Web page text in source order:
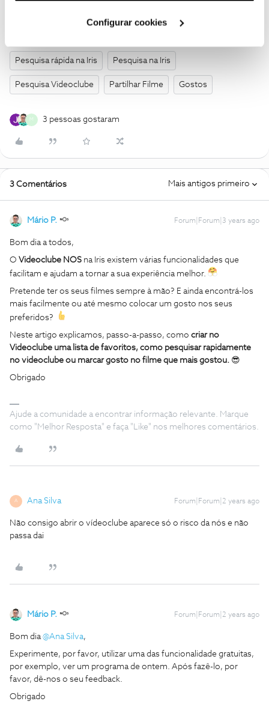
Configurar cookies
Pesquisa rápida na Iris Pesquisa na Iris
Pesquisa Videoclube Partilhar Filme Gostos
M 3 pessoas gostaram
3 Comentários Mais antigos primeiro
Mário P. Forum|Forum|3 years ago
Bom dia a todos,
O Videoclube NOS na Iris existem várias funcionalidades que
facilitam e ajudam a tornar a sua experiência melhor.
Pretende ter os seus filmes sempre à mão? E ainda encontrá-los
mais facilmente ou até mesmo colocar um gosto nos seus
preferidos?
Neste artigo explicamos, passo-a-passo, como criar no
Videoclube uma lista de favoritos, como pesquisar rapidamente
no videoclube ou marcar gosto no filme que mais gostou. 😎
Obrigado
Ajude a comunidade a encontrar informação relevante. Marque
como "Melhor Resposta" e faça "Like" nos melhores comentários.
A Ana Silva Forum|Forum|2 years ago
Não consigo abrir o vídeoclube aparece só o risco da nós e não
passa dai
Mário P. Forum|Forum|2 years ago
Bom dia @Ana Silva,
Experimente, por favor, utilizar uma das funcionalidade gratuitas,
por exemplo, ver um programa de ontem. Após fazê-lo, por
favor, dê-nos o seu feedback.
Obrigado